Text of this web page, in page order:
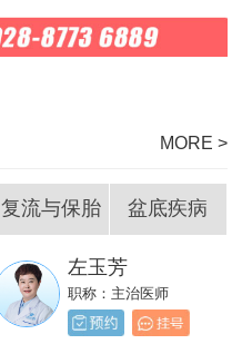
MORE >
复流与保胎 盆底疾病
左玉芳
职称：主治医师
岳成堂
职称：主治医师